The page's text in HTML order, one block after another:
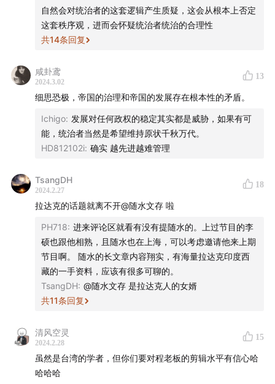
自然会对统治者的这套逻辑产生质疑，这会从根本上否定
这套秩序观，进而会怀疑统治者统治的合理性
共14条回复
咸卦鸢
2024.3.02
13
细思恐极，帝国的治理和帝国的发展存在根本性的矛盾。
Ichigo: 发展对任何政权的稳定其实都是威胁，如果有可
能，统治者当然是希望维持原状千秋万代。
HD812102i: 确实 越先进越难管理
TsangDH
2024.2.27
18
拉达克的话题就离不开@随水文存 啦
PH718: 进来评论区就看有没有提随水的。上过节目的李
硕也跟他相熟，且随水也在上海，可以考虑邀请他来上期
节目啊。 随水的长文章内容翔实，有海量拉达克印度西
藏的一手资料，应该有很多可聊的。
TsangDH: @随水文存 是拉达克人的女婿
共11条回复
清风空灵
2024.2.28
15
虽然是台湾的学者，但你们要对程老板的剪辑水平有信心哈
哈哈哈